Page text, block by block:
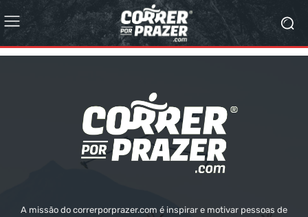
A missão do correrporprazer.com é inspirar e motivar pessoas de